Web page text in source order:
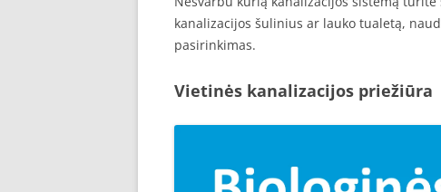
kanalizacijos šulinius ar lauko tualetą,
pasirinkimas.
Vietinės kanalizacijos priežiūra